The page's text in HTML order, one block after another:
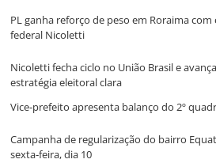
PL ganha reforço de peso em Roraima
federal Nicoletti
Nicoletti fecha ciclo no União Brasil e
estratégia eleitoral clara
Vice‑prefeito apresenta balanço do 2º
Campanha de regularização do bairro
sexta‑feira, dia 10